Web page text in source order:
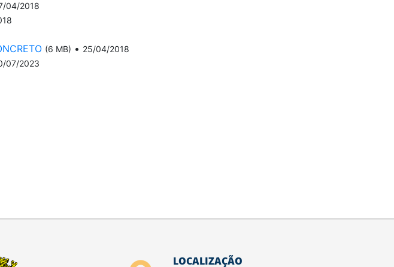
04/2018
(6 MB) • 25/04/2018
07/2023
LOCALIZAÇÃO